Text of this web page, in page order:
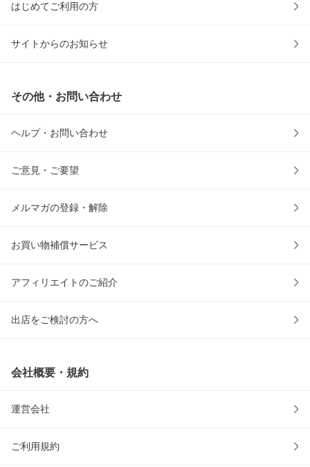
はじめてご利用の方
サイトからのお知らせ
その他・お問い合わせ
ヘルプ・お問い合わせ
ご意見・ご要望
メルマガの登録・解除
お買い物補償サービス
アフィリエイトのご紹介
出店をご検討の方へ
会社概要・規約
運営会社
ご利用規約